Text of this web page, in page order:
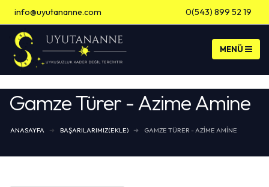
info@uyutananne.com 0(543) 899 52 19
Banka Hesap Bilgileri
Gamze Türer - Azime Amine
ANASAYFA BAŞARILARIMIZ(EKLE) GAMZE TÜRER - AZIME AMINE